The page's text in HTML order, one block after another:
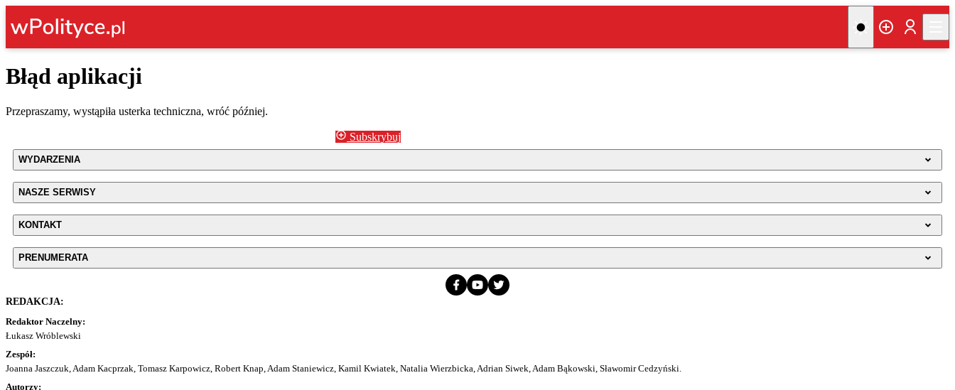
Błąd aplikacji
Przepraszamy, wystąpiła usterka techniczna, wróć później.
Subskrybuj
WYDARZENIA
NASZE SERWISY
KONTAKT
PRENUMERATA
REDAKCJA:
Redaktor Naczelny:
Łukasz Wróblewski
Zespół:
Joanna Jaszczuk, Adam Kacprzak, Tomasz Karpowicz, Robert Knap, Adam Staniewicz, Kamil Kwiatek, Natalia Wierzbicka, Adrian Siwek, Adam Bąkowski, Sławomir Cedzyński.
Autorzy: